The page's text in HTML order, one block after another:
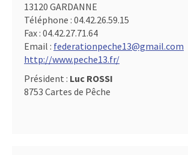
13120 GARDANNE
Téléphone : 04.42.26.59.15
Fax : 04.42.27.71.64
Email : federationpeche13@gmail.com
http://www.peche13.fr/
Président : Luc ROSSI
8753 Cartes de Pêche